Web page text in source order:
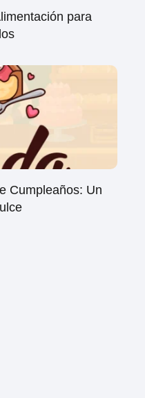
para
Cumpleaños: Un